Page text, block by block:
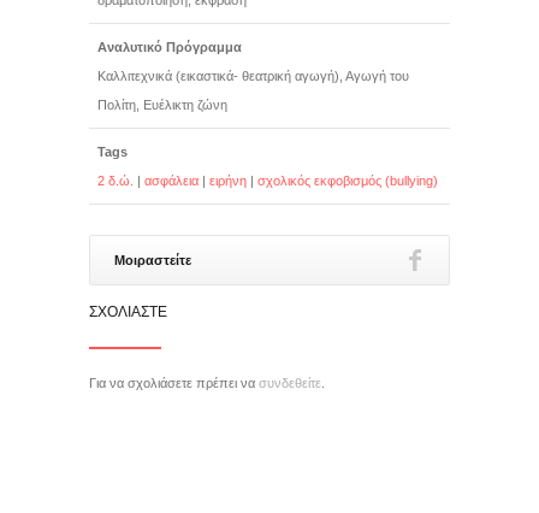
Αναλυτικό Πρόγραμμα
Καλλιτεχνικά (εικαστικά- θεατρική αγωγή), Αγωγή του
Πολίτη, Ευέλικτη ζώνη
Tags
2 δ.ώ.
| ασφάλεια | ειρήνη | σχολικός εκφοβισμός (bullying)
Μοιραστείτε
ΣΧΟΛΙΆΣΤΕ
Για να σχολιάσετε πρέπει να συνδεθείτε